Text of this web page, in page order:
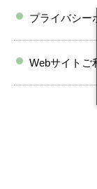
プライバシー
Webサイトご